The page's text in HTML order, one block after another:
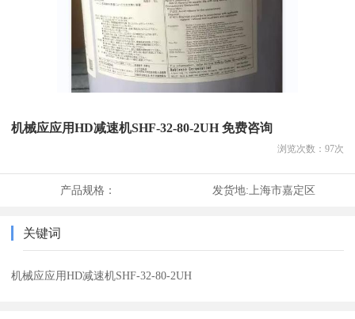
机械应应用HD减速机SHF-32-80-2UH 免费咨询
浏览次数： 97次
产品规格： 发货地: 上海市嘉定区
关键词
机械应应用HD减速机SHF-32-80-2UH